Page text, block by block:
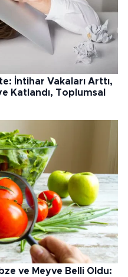
İntihar Vakaları Arttı,
Katlandı, Toplumsal
ve Meyve Belli Oldu: